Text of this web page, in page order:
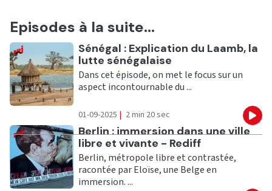
Episodes à la suite...
Ecouter
Sénégal : Explication du Laamb, la
lutte sénégalaise
Dans cet épisode, on met le focus sur un
aspect incontournable du ...
01-09-2025 | 2 min 20 sec
Ecouter
Berlin : immersion dans une ville
libre et vivante - Rediff
Berlin, métropole libre et contrastée,
racontée par Eloïse, une Belge en
immersion. ...